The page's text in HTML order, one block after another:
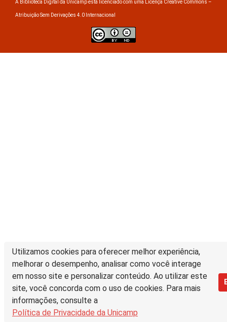
Utilizamos cookies para oferecer melhor experiência,
melhorar o desempenho, analisar como você interage
em nosso site e personalizar conteúdo. Ao utilizar este
site, você concorda com o uso de cookies. Para mais
informações, consulte a
Política de Privacidade da Unicamp
A Biblioteca Digital da Unicamp está licenciado com uma Licença Creative Commons –
Atribuição Sem Derivações 4.0 Internacional